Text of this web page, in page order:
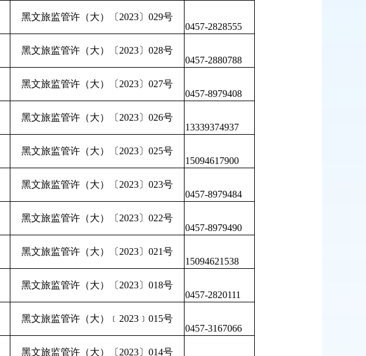
黑文旅监管许（大）〔2023〕029号
0457-2828555
黑文旅监管许（大）〔2023〕028号
0457-2880788
黑文旅监管许（大）〔2023〕027号
0457-8979408
黑文旅监管许（大）〔2023〕026号
13339374937
黑文旅监管许（大）〔2023〕025号
15094617900
黑文旅监管许（大）〔2023〕023号
0457-8979484
黑文旅监管许（大）〔2023〕022号
0457-8979490
黑文旅监管许（大）〔2023〕021号
15094621538
黑文旅监管许（大）〔2023〕018号
0457-2820111
黑文旅监管许（大）﹝2023﹞015号
0457-3167066
黑文旅监管许（大）〔2023〕014号